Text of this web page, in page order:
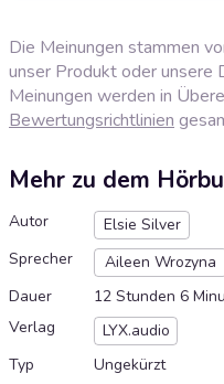
Die Meinungen stammen
unser Produkt oder unsere
Meinungen werden in
Bewertungsrichtlinien
Mehr zu dem
Autor
Elsie Silver
Sprecher
Aileen Wrozyna
Dauer
12 Stunden 6
Verlag
LYX.audio
Typ
Ungekürzt